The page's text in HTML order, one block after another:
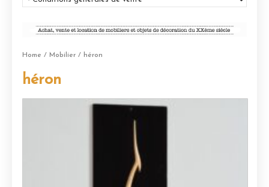
Home / Mobilier / héron
héron